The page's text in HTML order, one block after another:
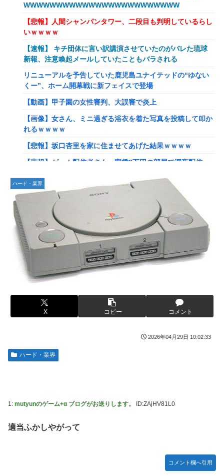
【ｗ】物凄くカワイイ子猫の取っ組み合い！
【悲報】オーケストラ演奏家「ゲーム音楽をやらないと儲か
らなくなった。本当にイライラする😡」
【艦これ】でもイベントのたびに思うんだ 空母機動部隊っ
てクソだわ！
【艦これ】ひみつの通り道 他
【艦これ】ナマケモノアガノウサギ 他
【艦これ】競泳水着いんのかよ
日産e-power、無給油で1980km走行しギネス記録を達成！
→山頂から下ってるだけでした…
イーロン・マスク「中国のロボットはデタラメで遠隔操作し
【速報】北海道江別大学生殺人事件、主犯格の川口被告(19)
に無期懲役の判決←これ、妥当だと思う？？？？？？
【悲報】女さん、歩行者を轢いた挙句、道路に倒れてどえら
いことになってしまうw w w w w w w
海外「日本は戦勝国なんだよ」 戦後の日本人の特別な生き
様に各国から称賛の声
【画像】居酒屋さん、6人で長居して会計4939円しか使わな
い客にお気持ち表明してしまう←コレどっちが悪いん
や？？？？？？
女芸人の吉住さん（36）メイクしたら普通に美人の部類だっ
たと判明ｗｗｗｗｗｗｗｗｗ
ます！」X民「高市だから叩いて良いをやってるのがお前だ
ろ」←これ…w w
韓国人「韓国が米韓通貨スワップ交渉に全力を注ぐべき理由
「斬撃を飛ばす」←ぶっちゃけ好き？嫌い？
チンチクリンに見えてしまう
大竹しのぶ「戦争放棄の国であり続けよう」←この投稿が話
WWWWWWWWWWWWWWWWWWWWWWWW
【悲報】人間シャンパンタワー、二段目も判明しているらし
いｗｗｗｗ
【速報】 キチ団体に言い訳講演させていたのがバレた琉球
新報、注意喚起メールしていたこともバラされる
リニューアルを予告していた鹿児島ユナイテッドの“ゆない
くー”、ホーム開幕戦に新フェイスで登場
【動画】甲子園の女性審判、大誤審で炎上
【画像】女さん、ミニ過ぎる浴衣を着た写真を投稿して叩か
れるｗｗｗｗ
【悲報】坂口杏里を家に住ませてあげた結果ｗｗｗｗ
【悲報】ゲーム配信者さん、家賃8万円の部屋で深夜配信→
【速報】ひろゆき、離婚wwwwww
【放送事故】フジテレビ、女子大生を大量投入して闇深エロ
番組ｗｗｗｗ
【艦これ】でもイベントのたびに思うんだ 空母機動部隊っ
てクソだわ！
【艦これ】ひみつの通り道 他
【艦これ】ナマケモノアガノウサギ 他
ライブ！】
フジテレビ「2026 FORMULA1 サマーブレイクSP」を明日
海外「日本なんて行くんじゃなかった…」 日本を知ってし
の…？」
だ米が売れず「損切り祭り」開幕へ
「最高、パン中心の生活には飽き飽きしていて、野菜不足も
ハード・業界
X コピー コメント
2026年04月29日 10:02:33
ハード・業界
1: mutyunのゲーム+α ブログがお送りします。 ID:ZAjHV81L0
適当ふかしやがって
コメント欄へ引用